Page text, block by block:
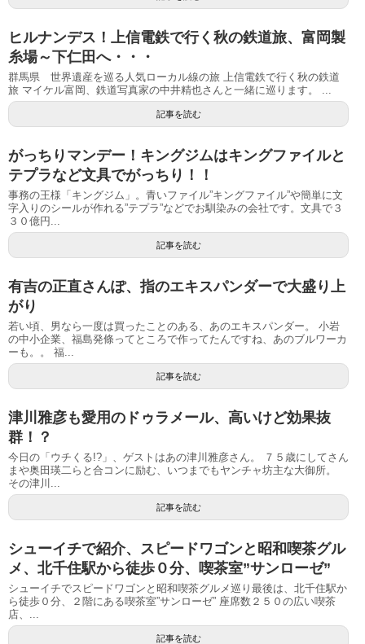
ヒルナンデス！上信電鉄で行く秋の鉄道旅、富岡製
糸場～下仁田へ・・・
群馬県 世界遺産を巡る人気ローカル線の旅 上信電鉄で行く秋の鉄道
旅 マイケル富岡、鉄道写真家の中井精也さんと一緒に巡ります。 ...
記事を読む
がっちりマンデー！キングジムはキングファイルと
テプラなど文具でがっちり！！
事務の王様「キングジム」。青いファイル”キングファイル”や簡単に文
字入りのシールが作れる”テプラ”などでお馴染みの会社です。文具で３
３０億円...
記事を読む
有吉の正直さんぽ、指のエキスパンダーで大盛り上
がり
若い頃、男なら一度は買ったことのある、あのエキスパンダー。 小岩
の中小企業、福島発條ってところで作ってたんですね、あのブルワーカ
ーも。。 福...
記事を読む
津川雅彦も愛用のドゥラメール、高いけど効果抜
群！？
今日の「ウチくる!?」、ゲストはあの津川雅彦さん。 ７５歳にしてさん
まや奥田瑛二らと合コンに励む、いつまでもヤンチャ坊主な大御所。
その津川...
記事を読む
シューイチで紹介、スピードワゴンと昭和喫茶グル
メ、北千住駅から徒歩０分、喫茶室”サンローゼ”
シューイチでスピードワゴンと昭和喫茶グルメ巡り最後は、北千住駅か
ら徒歩０分、２階にある喫茶室”サンローゼ” 座席数２５０の広い喫茶
店、...
記事を読む